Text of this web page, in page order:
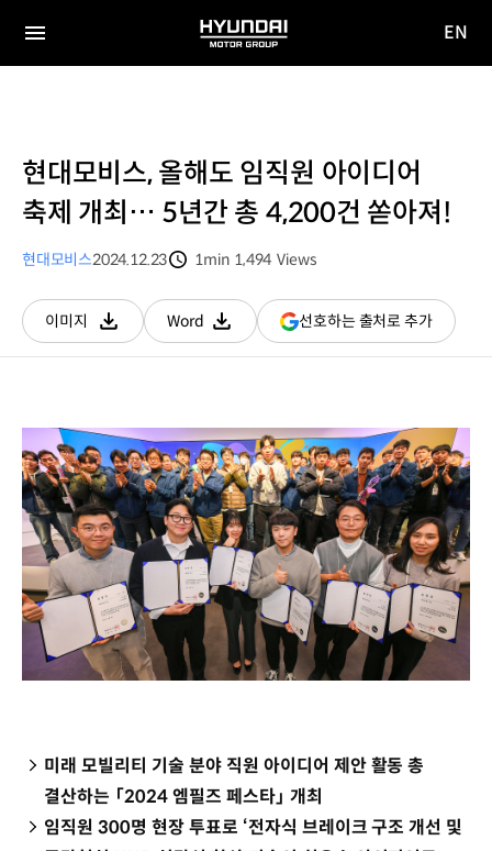
전체
HYUNDAI
MOTOR
EN
현대모비스, 올해도 임직원 아이디어
축제 개최… 5년간 총 4,200건 쏟아져!
현대모비스2024.12.23
1min 1,494 Views
이미지
다운로드
Word
다운로드
선호하는 출처로 추가(새
창
미래 모빌리티 기술 분야 직원 아이디어 제안 활동 총
결산하는 「2024 엠필즈 페스타」 개최
임직원 300명 현장 투표로 ‘전자식 브레이크 구조 개선 및